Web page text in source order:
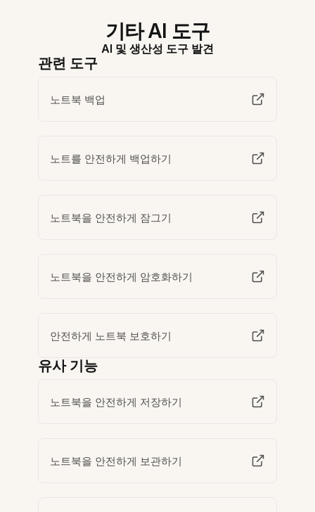
기타 AI 도구
AI 및 생산성 도구 발견
관련 도구
노트북 백업
노트를 안전하게 백업하기
노트북을 안전하게 잠그기
노트북을 안전하게 암호화하기
안전하게 노트북 보호하기
유사 기능
노트북을 안전하게 저장하기
노트북을 안전하게 보관하기